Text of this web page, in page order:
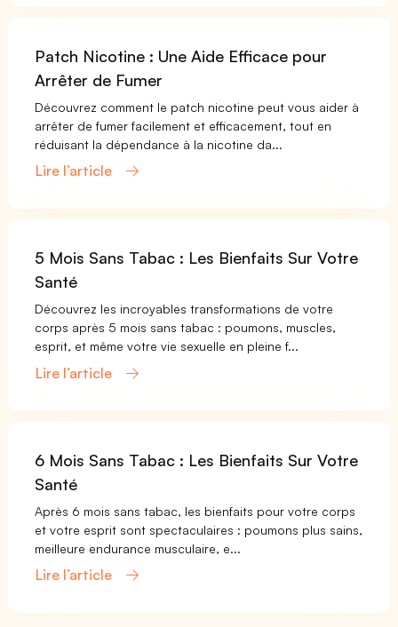
Patch Nicotine : Une Aide Efficace pour
Arrêter de Fumer
Découvrez comment le patch nicotine peut vous aider à
arrêter de fumer facilement et efficacement, tout en
réduisant la dépendance à la nicotine da...
Lire l’article
5 Mois Sans Tabac : Les Bienfaits Sur Votre
Santé
Découvrez les incroyables transformations de votre
corps après 5 mois sans tabac : poumons, muscles,
esprit, et même votre vie sexuelle en pleine f...
Lire l’article
6 Mois Sans Tabac : Les Bienfaits Sur Votre
Santé
Après 6 mois sans tabac, les bienfaits pour votre corps
et votre esprit sont spectaculaires : poumons plus sains,
meilleure endurance musculaire, e...
Lire l’article